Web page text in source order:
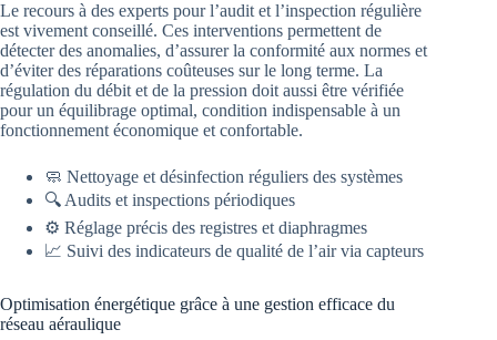
Le recours à des experts pour l’audit et l’inspection régulière
est vivement conseillé. Ces interventions permettent de
détecter des anomalies, d’assurer la conformité aux normes et
d’éviter des réparations coûteuses sur le long terme. La
régulation du débit et de la pression doit aussi être vérifiée
pour un équilibrage optimal, condition indispensable à un
fonctionnement économique et confortable.
🧼 Nettoyage et désinfection réguliers des systèmes
🔍 Audits et inspections périodiques
⚙️ Réglage précis des registres et diaphragmes
📈 Suivi des indicateurs de qualité de l’air via capteurs
Optimisation énergétique grâce à une gestion efficace du
réseau aéraulique